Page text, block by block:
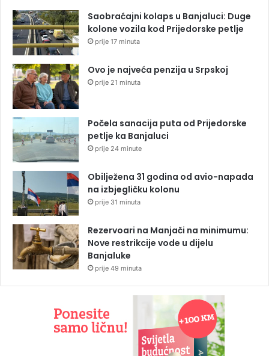
Saobraćajni kolaps u Banjaluci: Duge
kolone vozila kod Prijedorske petlje
prije 17 minuta
Ovo je najveća penzija u Srpskoj
prije 21 minuta
Počela sanacija puta od Prijedorske
petlje ka Banjaluci
prije 24 minute
Obilježena 31 godina od avio-napada
na izbjegličku kolonu
prije 31 minuta
Rezervoari na Manjači na minimumu:
Nove restrikcije vode u dijelu
Banjaluke
prije 49 minuta